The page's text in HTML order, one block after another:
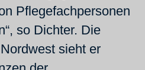
Pflegefachpersonen
so Dichter. Die
sieht er